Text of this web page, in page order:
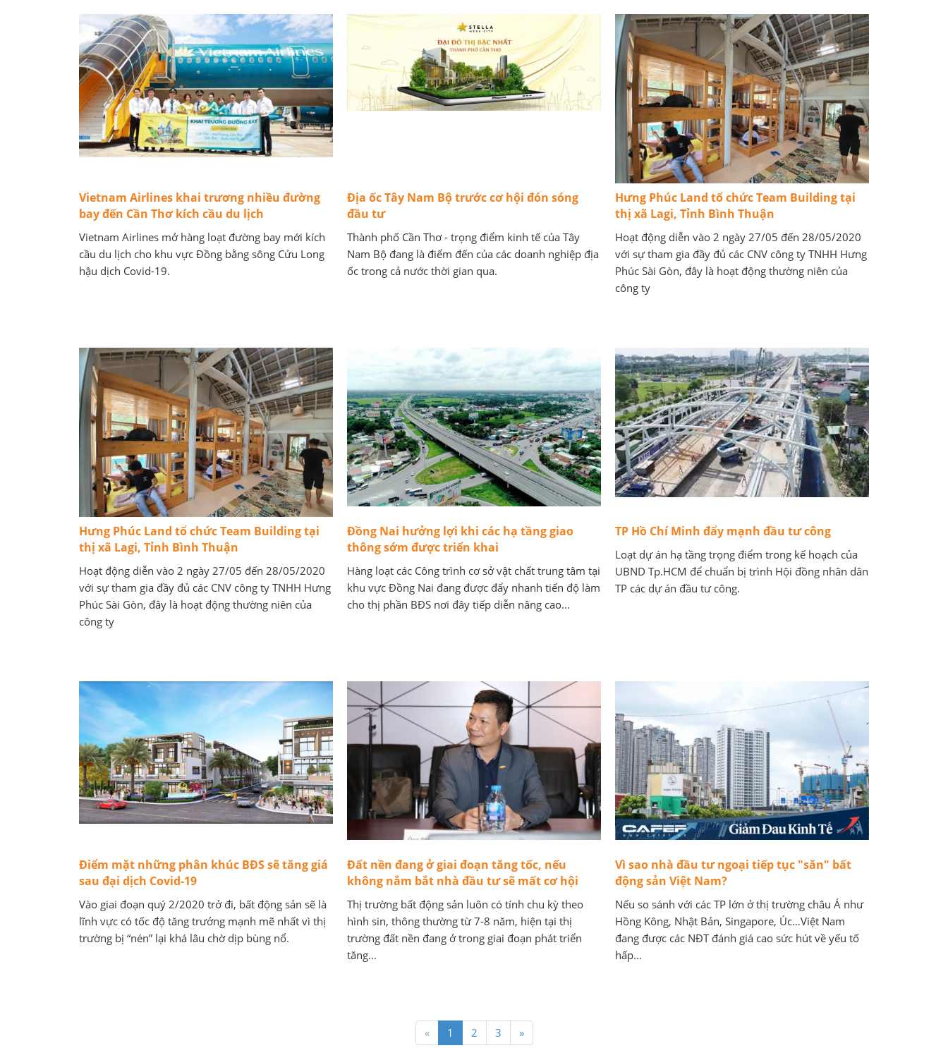
Vietnam Airlines khai trương nhiều đường
bay đến Cần Thơ kích cầu du lịch
Vietnam Airlines mở hàng loạt đường bay mới kích
cầu du lịch cho khu vực Đồng bằng sông Cửu Long
hậu dịch Covid-19.
Địa ốc Tây Nam Bộ trước cơ hội đón sóng
đầu tư
Thành phố Cần Thơ - trọng điểm kinh tế của Tây
Nam Bộ đang là điểm đến của các doanh nghiệp địa
ốc trong cả nước thời gian qua.
Hưng Phúc Land tổ chức Team Building tại
thị xã Lagi, Tỉnh Bình Thuận
Hoạt động diễn vào 2 ngày 27/05 đến 28/05/2020
với sự tham gia đầy đủ các CNV công ty TNHH Hưng
Phúc Sài Gòn, đây là hoạt động thường niên của
công ty
Hưng Phúc Land tổ chức Team Building tại
thị xã Lagi, Tỉnh Bình Thuận
Hoạt động diễn vào 2 ngày 27/05 đến 28/05/2020
với sự tham gia đầy đủ các CNV công ty TNHH Hưng
Phúc Sài Gòn, đây là hoạt động thường niên của
công ty
Đồng Nai hưởng lợi khi các hạ tầng giao
thông sớm được triển khai
Hàng loạt các Công trình cơ sở vật chất trung tâm tại
khu vực Đồng Nai đang được đẩy nhanh tiến độ làm
cho thị phần BĐS nơi đây tiếp diễn nâng cao...
TP Hồ Chí Minh đẩy mạnh đầu tư công
Loạt dự án hạ tầng trọng điểm trong kế hoạch của
UBND Tp.HCM để chuẩn bị trình Hội đồng nhân dân
TP các dự án đầu tư công.
Điểm mặt những phân khúc BĐS sẽ tăng giá
sau đại dịch Covid-19
Vào giai đoạn quý 2/2020 trở đi, bất động sản sẽ là
lĩnh vực có tốc độ tăng trưởng mạnh mẽ nhất vì thị
trường bị “nén” lại khá lâu chờ dịp bùng nổ.
Đất nền đang ở giai đoạn tăng tốc, nếu
không nắm bắt nhà đầu tư sẽ mất cơ hội
Thị trường bất động sản luôn có tính chu kỳ theo
hình sin, thông thường từ 7-8 năm, hiện tại thị
trường đất nền đang ở trong giai đoạn phát triển
tăng...
Vì sao nhà đầu tư ngoại tiếp tục "săn" bất
động sản Việt Nam?
Nếu so sánh với các TP lớn ở thị trường châu Á như
Hồng Kông, Nhật Bản, Singapore, Úc…Việt Nam
đang được các NĐT đánh giá cao sức hút về yếu tố
hấp...
« 1 2 3 »